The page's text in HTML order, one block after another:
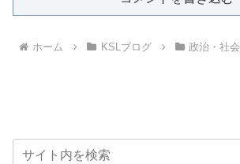
ホーム KSLブログ 政治・社会